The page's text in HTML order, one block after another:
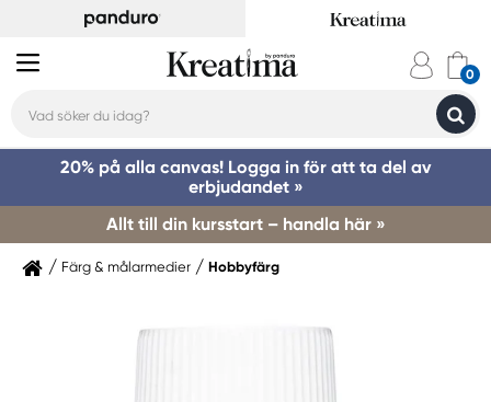
20% på alla canvas! Logga in för att ta del av
erbjudandet »
Allt till din kursstart – handla här »
Färg & målarmedier Hobbyfärg